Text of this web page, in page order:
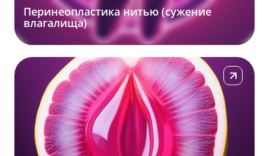
Перинеопластика нитью (сужение
влагалища)
Подробнее